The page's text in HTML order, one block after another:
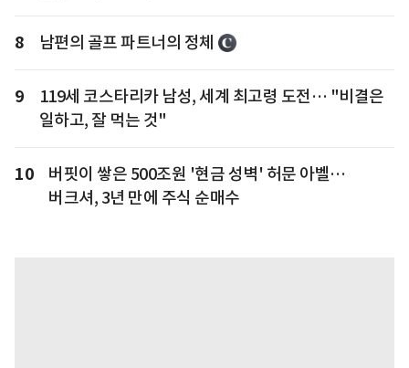
8 남편의 골프 파트너의 정체
9
119세 코스타리카 남성, 세계 최고령 도전… "비결은
일하고, 잘 먹는 것"
10
버핏이 쌓은 500조원 '현금 성벽' 허문 아벨…
버크셔, 3년 만에 주식 순매수